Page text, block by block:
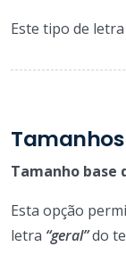
Este tipo de
Tamanhos
Tamanho base
Esta opção
letra “geral”do